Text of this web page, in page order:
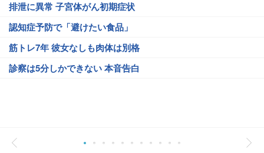
排泄に異常 子宮体がん初期症状
認知症予防で「避けたい食品」
筋トレ7年 彼女なしも肉体は別格
診察は5分しかできない 本音告白